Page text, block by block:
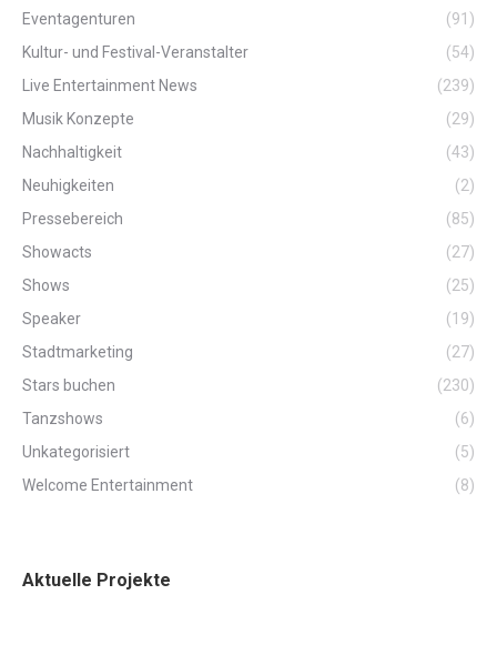
Eventagenturen
(91)
Kultur- und Festival-Veranstalter
(54)
Live Entertainment News
(239)
Musik Konzepte
(29)
Nachhaltigkeit
(43)
Neuhigkeiten
(2)
Pressebereich
(85)
Showacts
(27)
Shows
(25)
Speaker
(19)
Stadtmarketing
(27)
Stars buchen
(230)
Tanzshows
(6)
Unkategorisiert
(5)
Welcome Entertainment
(8)
Aktuelle Projekte